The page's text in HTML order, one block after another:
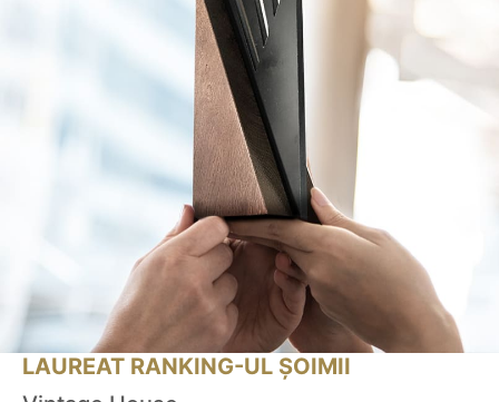
LAUREAT RANKING-UL ȘOIMII